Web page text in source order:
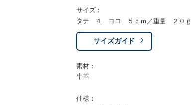
サイズ：
タテ ４ ヨコ ５ｃｍ／重量 ２０ｇ
サイズガイド
素材：
牛革
仕様：